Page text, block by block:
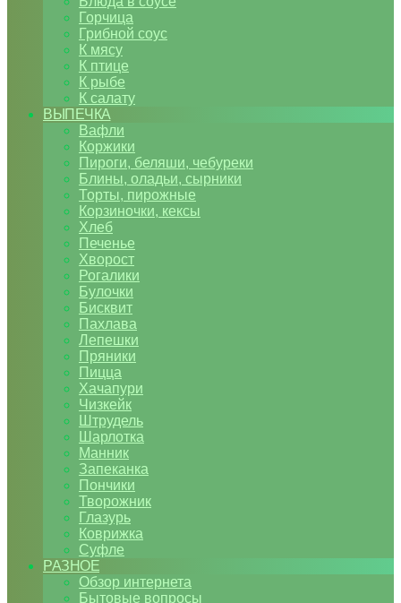
Горчица
Грибной соус
К мясу
К птице
К рыбе
К салату
ВЫПЕЧКА
Вафли
Коржики
Пироги, беляши, чебуреки
Блины, оладьи, сырники
Торты, пирожные
Корзиночки, кексы
Хлеб
Печенье
Хворост
Рогалики
Булочки
Бисквит
Пахлава
Лепешки
Пряники
Пицца
Хачапури
Чизкейк
Штрудель
Шарлотка
Манник
Запеканка
Пончики
Творожник
Глазурь
Коврижка
Суфле
РАЗНОЕ
Обзор интернета
Бытовые вопросы